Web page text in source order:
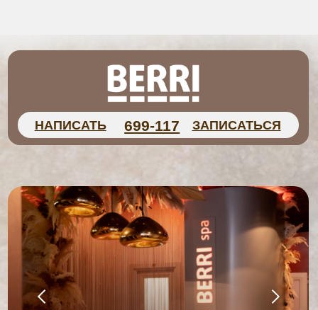
699-117 ЗАПИСАТЬСЯ